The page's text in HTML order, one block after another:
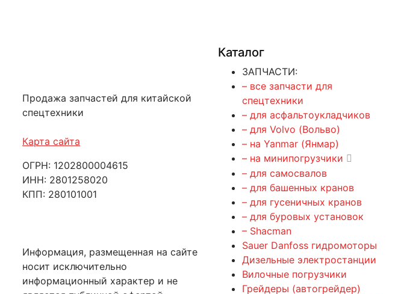
Продажа запчастей для китайской
спецтехники
Карта сайта
ОГРН: 1202800004615
ИНН: 2801258020
КПП: 280101001
Информация, размещенная на сайте
носит исключительно
информационный характер и не
Каталог
ЗАПЧАСТИ:
– все запчасти для
спецтехники
– для асфальтоукладчиков
– для Volvo (Вольво)
– на Yanmar (Янмар)
– на минипогрузчики
– для самосвалов
– для башенных кранов
– для гусеничных кранов
– для буровых установок
– Shacman
Sauer Danfoss гидромоторы
Дизельные электростанции
Вилочные погрузчики
Грейдеры (автогрейдер)